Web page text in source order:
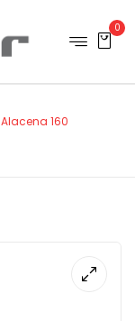
0
Alacena 160